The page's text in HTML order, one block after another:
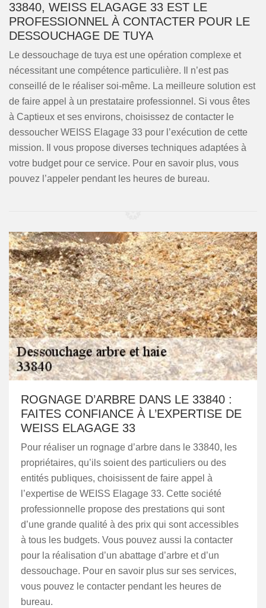
33840, WEISS ELAGAGE 33 EST LE
PROFESSIONNEL À CONTACTER POUR LE
DESSOUCHAGE DE TUYA
Le dessouchage de tuya est une opération complexe et
nécessitant une compétence particulière. Il n’est pas
conseillé de le réaliser soi-même. La meilleure solution est
de faire appel à un prestataire professionnel. Si vous êtes
à Captieux et ses environs, choisissez de contacter le
dessoucher WEISS Elagage 33 pour l’exécution de cette
mission. Il vous propose diverses techniques adaptées à
votre budget pour ce service. Pour en savoir plus, vous
pouvez l’appeler pendant les heures de bureau.
ROGNAGE D’ARBRE DANS LE 33840 :
FAITES CONFIANCE À L’EXPERTISE DE
WEISS ELAGAGE 33
Pour réaliser un rognage d’arbre dans le 33840, les
propriétaires, qu’ils soient des particuliers ou des
entités publiques, choisissent de faire appel à
l’expertise de WEISS Elagage 33. Cette société
professionnelle propose des prestations qui sont
d’une grande qualité à des prix qui sont accessibles
à tous les budgets. Vous pouvez aussi la contacter
pour la réalisation d’un abattage d’arbre et d’un
dessouchage. Pour en savoir plus sur ses services,
vous pouvez le contacter pendant les heures de
bureau.